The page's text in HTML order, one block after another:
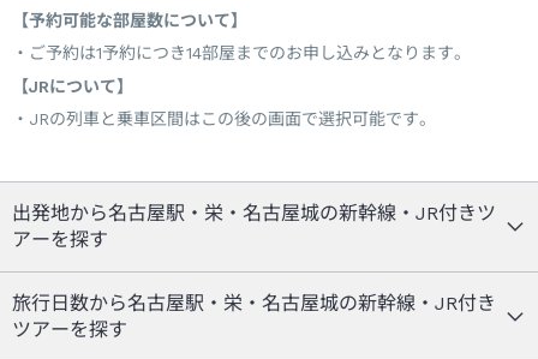
【予約可能な部屋数について】
ご予約は1予約につき14部屋までのお申し込みとなります。
【JRについて】
JRの列車と乗車区間はこの後の画面で選択可能です。
出発地から名古屋駅・栄・名古屋城の新幹線・JR付きツ
アーを探す
旅行日数から名古屋駅・栄・名古屋城の新幹線・JR付き
ツアーを探す